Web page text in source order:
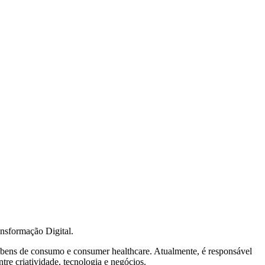
Digital.
de consumo e consumer healthcare. Atualmente, é responsável
criatividade, tecnologia e negócios.